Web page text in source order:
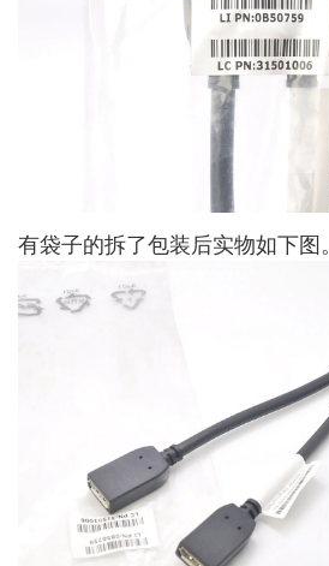
有袋子的拆了包装后实物如下图。